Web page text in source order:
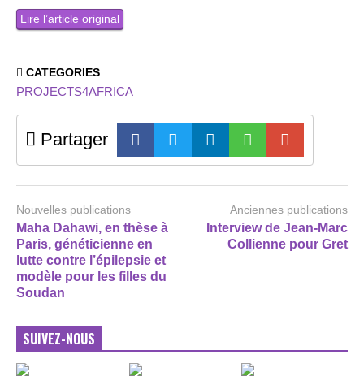
Lire l’article original
CATEGORIES
PROJECTS4AFRICA
Partager
Nouvelles publications
Maha Dahawi, en thèse à
Paris, généticienne en
lutte contre l’épilepsie et
modèle pour les filles du
Soudan
Anciennes publications
Interview de Jean-Marc
Collienne pour Gret
SUIVEZ-NOUS